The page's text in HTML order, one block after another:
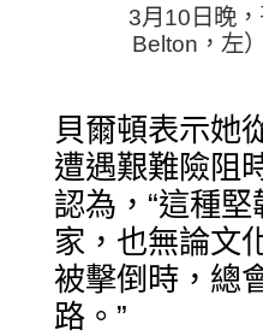
3月10日晚
Belton，左
貝爾頓表示她
遭遇艱難險阻
認為，“這種
家，也無論文
被擊倒時，總
路。”